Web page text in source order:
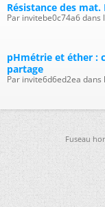
Résistance des
Par invitebe0c74a6 dans
pHmétrie et éther :
partage
Par invite6d6ed2ea
Fuseau